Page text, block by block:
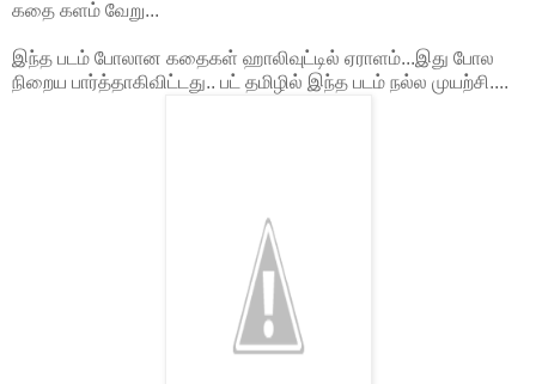
கதை களம் வேறு...
இந்த படம் போலான கதைகள் ஹாலிவுட்டில் ஏராளம்...இது போல
நிறைய பார்த்தாகிவிட்டது.. பட் தமிழில் இந்த படம் நல்ல முயற்சி....